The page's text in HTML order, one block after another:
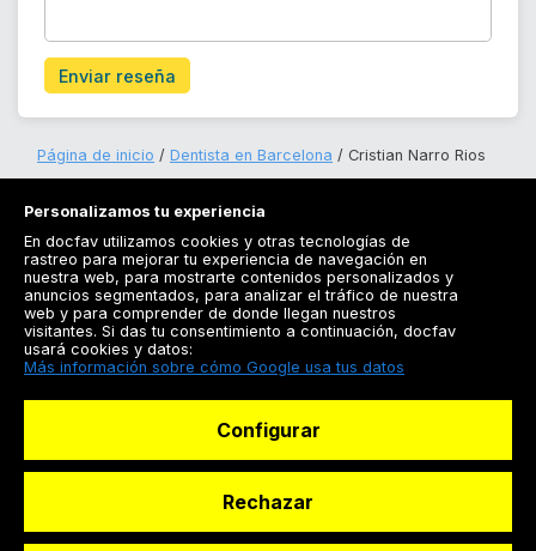
Enviar reseña
Página de inicio Dentista en Barcelona Cristian Narro Rios
Registrarse
Docfav
Personalizamos tu experiencia
En docfav utilizamos cookies y otras tecnologías de
rastreo para mejorar tu experiencia de navegación en
nuestra web, para mostrarte contenidos personalizados y
anuncios segmentados, para analizar el tráfico de nuestra
web y para comprender de donde llegan nuestros
visitantes. Si das tu consentimiento a continuación, docfav
usará cookies y datos:
Más información sobre cómo Google usa tus datos
Configurar
Rechazar